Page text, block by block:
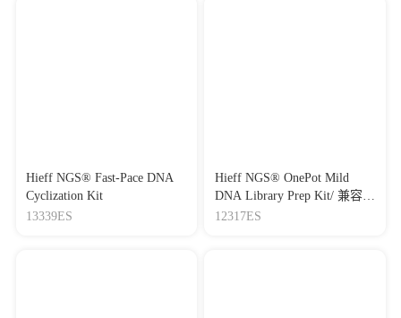
Hieff NGS® Fast-Pace DNA
Cyclization Kit
13339ES
Hieff NGS® OnePot Mild
DNA Library Prep Kit/ 兼容
Illumina和MGI双平台酶切
12317ES